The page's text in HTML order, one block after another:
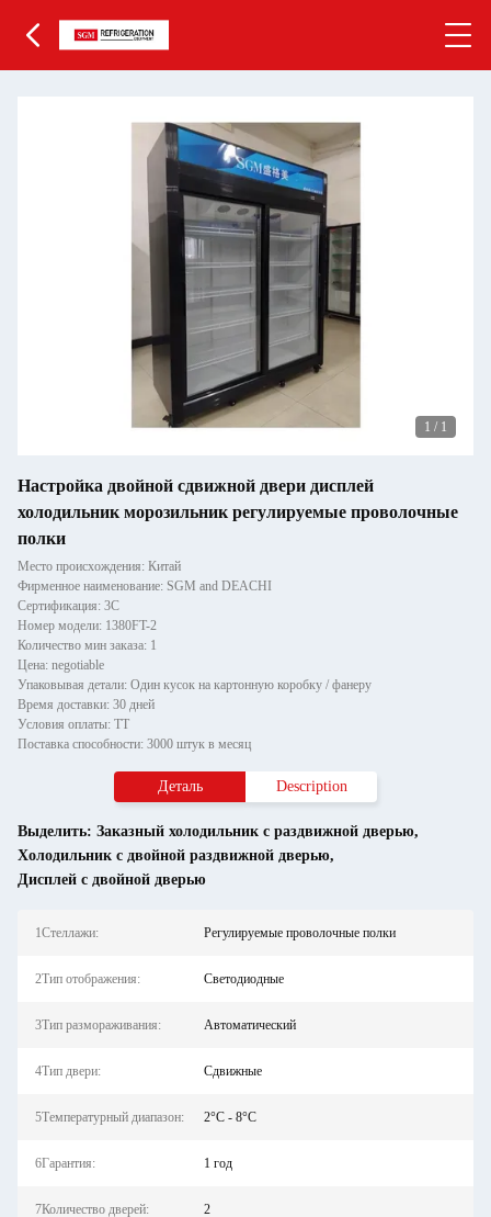
1 / 1
Настройка двойной сдвижной двери дисплей
холодильник морозильник регулируемые проволочные
полки
Место происхождения: Китай
Фирменное наименование: SGM and DEACHI
Сертификация: 3C
Номер модели: 1380FT-2
Количество мин заказа: 1
Цена: negotiable
Упаковывая детали: Один кусок на картонную коробку / фанеру
Время доставки: 30 дней
Условия оплаты: ТТ
Поставка способности: 3000 штук в месяц
Деталь Description
Выделить: Заказный холодильник с раздвижной дверью,
Холодильник с двойной раздвижной дверью,
Дисплей с двойной дверью
1Стеллажи: Регулируемые проволочные полки
2Тип отображения: Светодиодные
3Тип размораживания: Автоматический
4Тип двери: Сдвижные
5Температурный диапазон: 2°C - 8°C
6Гарантия: 1 год
7Количество дверей: 2